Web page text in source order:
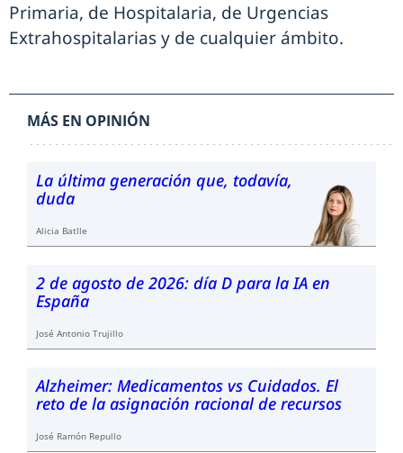
Primaria, de Hospitalaria, de Urgencias
Extrahospitalarias y de cualquier ámbito.
MÁS EN OPINIÓN
La última generación que, todavía,
duda
Alicia Batlle
2 de agosto de 2026: día D para la IA en
España
José Antonio Trujillo
Alzheimer: Medicamentos vs Cuidados. El
reto de la asignación racional de recursos
José Ramón Repullo